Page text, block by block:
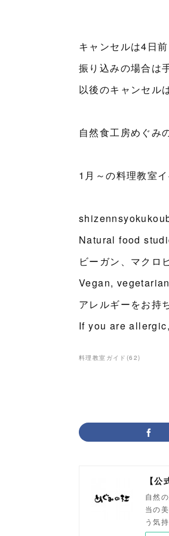
キャンセルは4日
振り込みの場合は
以後のキャンセル
自然食工房めぐみ
1月～の料理教室
Natural food
ビーガン、マクロ
Vegan,
アレルギーをお持
If you are
料理教室ガイド (62)
【
自然
当の
う気